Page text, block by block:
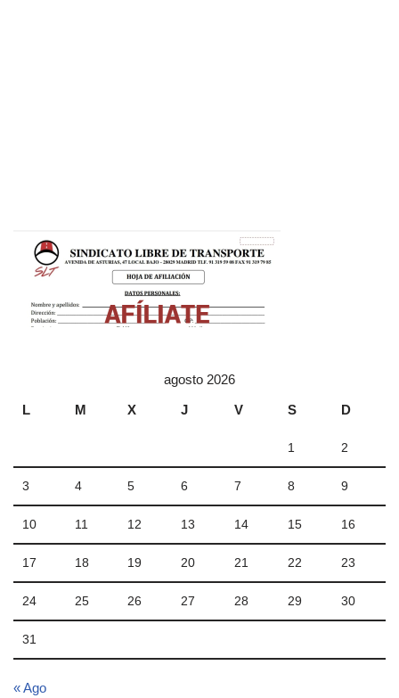
agosto 2026
L
M X J V S D
1 2
3 4 5 6 7 8 9
10 11 12 13 14 15 16
17 18 19 20 21 22 23
24 25 26 27 28 29 30
31
« Ago